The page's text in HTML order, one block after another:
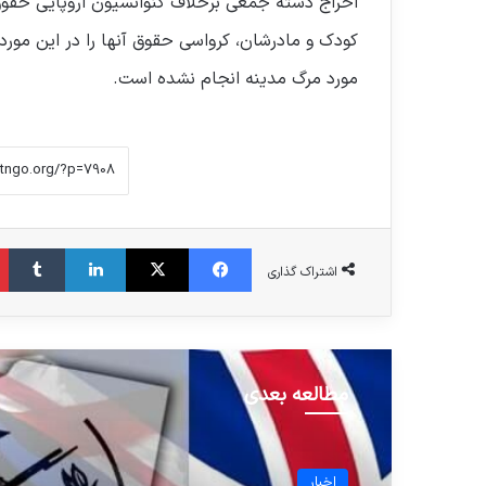
کودک و مادرشان، کرواسی حقوق آنها را در این
مورد مرگ مدینه انجام نشده است.
اشتراک گذاری
فیس بوک X لینکدین
مطالعه بعدی